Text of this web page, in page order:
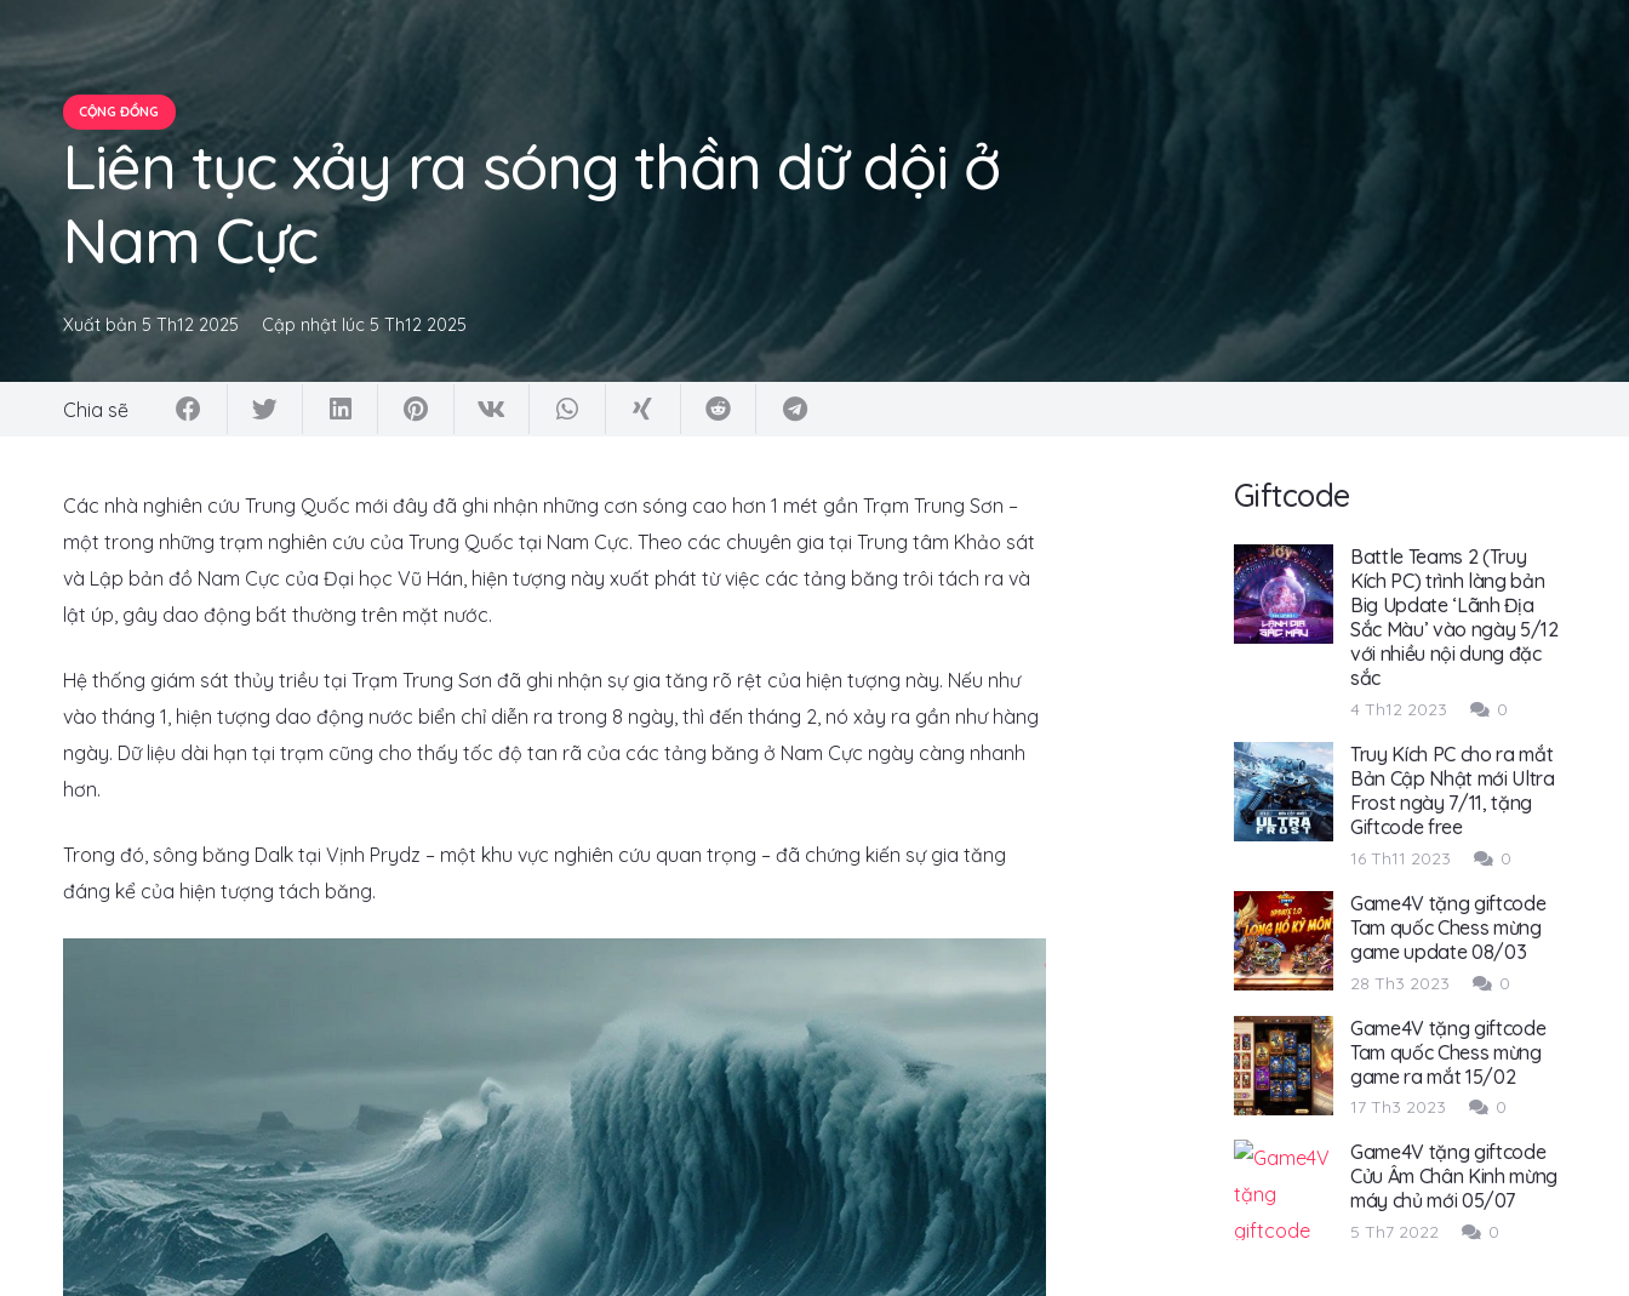
CỘNG ĐỒNG
Liên tục xảy ra sóng thần dữ dội ở
Nam Cực
Xuất bản 5 Th12 2025 Cập nhật lúc 5 Th12 2025
Chia sẽ
Các nhà nghiên cứu Trung Quốc mới đây đã ghi nhận những cơn sóng cao hơn 1 mét gần Trạm Trung Sơn –
một trong những trạm nghiên cứu của Trung Quốc tại Nam Cực. Theo các chuyên gia tại Trung tâm Khảo sát
và Lập bản đồ Nam Cực của Đại học Vũ Hán, hiện tượng này xuất phát từ việc các tảng băng trôi tách ra và
lật úp, gây dao động bất thường trên mặt nước.
Hệ thống giám sát thủy triều tại Trạm Trung Sơn đã ghi nhận sự gia tăng rõ rệt của hiện tượng này. Nếu như
vào tháng 1, hiện tượng dao động nước biển chỉ diễn ra trong 8 ngày, thì đến tháng 2, nó xảy ra gần như hàng
ngày. Dữ liệu dài hạn tại trạm cũng cho thấy tốc độ tan rã của các tảng băng ở Nam Cực ngày càng nhanh
hơn.
Trong đó, sông băng Dalk tại Vịnh Prydz – một khu vực nghiên cứu quan trọng – đã chứng kiến sự gia tăng
đáng kể của hiện tượng tách băng.
Giftcode
Battle Teams 2 (Truy
Kích PC) trình làng bản
Big Update ‘Lãnh Địa
Sắc Màu’ vào ngày 5/12
với nhiều nội dung đặc
sắc
4 Th12 2023 0
Truy Kích PC cho ra mắt
Bản Cập Nhật mới Ultra
Frost ngày 7/11, tặng
Giftcode free
16 Th11 2023 0
Game4V tặng giftcode
Tam quốc Chess mừng
game update 08/03
28 Th3 2023 0
Game4V tặng giftcode
Tam quốc Chess mừng
game ra mắt 15/02
17 Th3 2023 0
Game4V tặng giftcode
Cửu Âm Chân Kinh mừng
máy chủ mới 05/07
5 Th7 2022 0